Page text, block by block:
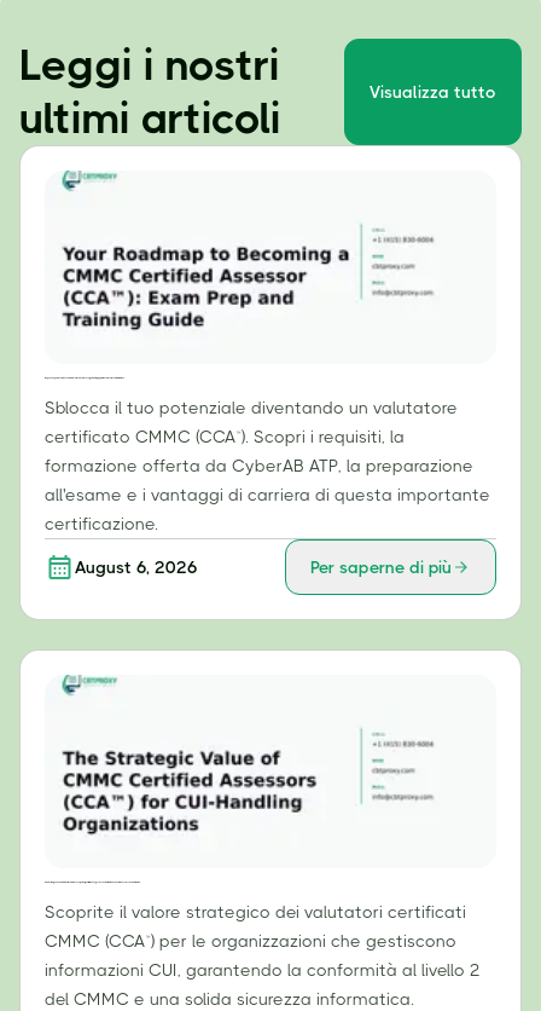
Leggi i nostri
ultimi articoli
Visualizza tutto
Sblocca il tuo potenziale diventando un valutatore
certificato CMMC (CCA™). Scopri i requisiti, la
formazione offerta da CyberAB ATP, la preparazione
all'esame e i vantaggi di carriera di questa importante
certificazione.
August 6, 2026 Per saperne di più
Scoprite il valore strategico dei valutatori certificati
CMMC (CCA™) per le organizzazioni che gestiscono
informazioni CUI, garantendo la conformità al livello 2
del CMMC e una solida sicurezza informatica.